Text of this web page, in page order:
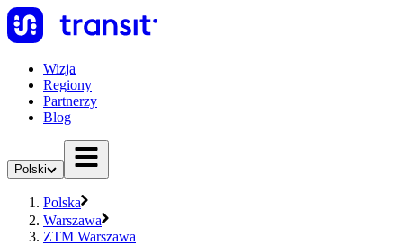
Wizja
Regiony
Partnerzy
Blog
Polski
Polska
Warszawa
ZTM Warszawa